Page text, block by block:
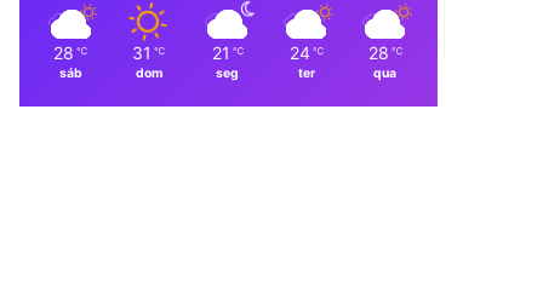
28 ℃
sáb
31 ℃
dom
21 ℃
seg
24 ℃
ter
28 ℃
qua